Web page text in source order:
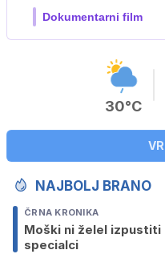
V živo na VOYO: sreda
30°C
NAJBOLJ BRANO
ČRNA KRONIKA
Moški ni želel
specialci